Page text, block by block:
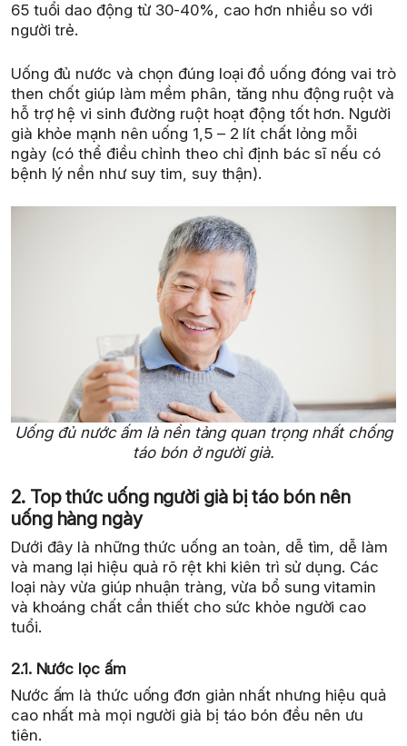
65 tuổi dao động từ 30-40%, cao hơn nhiều so với
người trẻ.
Uống đủ nước và chọn đúng loại đồ uống đóng vai trò
then chốt giúp làm mềm phân, tăng nhu động ruột và
hỗ trợ hệ vi sinh đường ruột hoạt động tốt hơn. Người
già khỏe mạnh nên uống 1,5 – 2 lít chất lỏng mỗi
ngày (có thể điều chỉnh theo chỉ định bác sĩ nếu có
bệnh lý nền như suy tim, suy thận).
Uống đủ nước ấm là nền tảng quan trọng nhất chống
táo bón ở người già.
2. Top thức uống người già bị táo bón nên
uống hàng ngày
Dưới đây là những thức uống an toàn, dễ tìm, dễ làm
và mang lại hiệu quả rõ rệt khi kiên trì sử dụng. Các
loại này vừa giúp nhuận tràng, vừa bổ sung vitamin
và khoáng chất cần thiết cho sức khỏe người cao
tuổi.
2.1. Nước lọc ấm
Nước ấm là thức uống đơn giản nhất nhưng hiệu quả
cao nhất mà mọi người già bị táo bón đều nên ưu
tiên.